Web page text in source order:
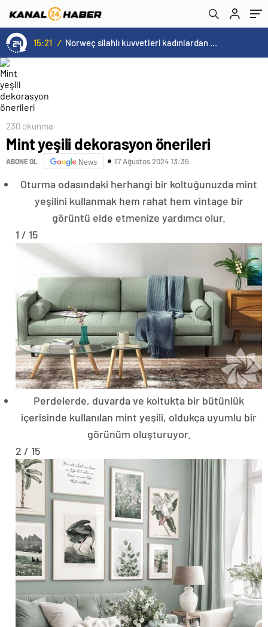
15:20 / Cristiano Ronaldo’nun akıllara zarar tüm kariyerinin istatistiğini çıkardık !
230 okunma
Mint yeşili dekorasyon önerileri
ABONE OL News 17 Ağustos 2024 13:35
Oturma odasındaki herhangi bir koltuğunuzda mint
yeşilini kullanmak hem rahat hem vintage bir
görüntü elde etmenize yardımcı olur.
1 / 15
Perdelerde, duvarda ve koltukta bir bütünlük
içerisinde kullanılan mint yeşili, oldukça uyumlu bir
görünüm oluşturuyor.
2 / 15